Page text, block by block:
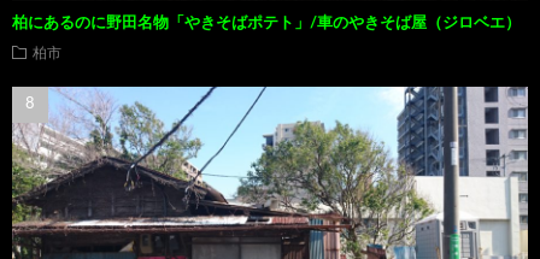
柏にあるのに野田名物「やきそばポテト」/車のやきそば屋（ジロベエ）
柏市